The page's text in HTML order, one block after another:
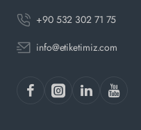
+90 532 302 71 75
info@etiketimiz.com